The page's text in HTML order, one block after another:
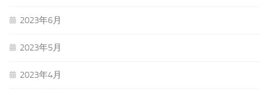
2023年6月
2023年5月
2023年4月